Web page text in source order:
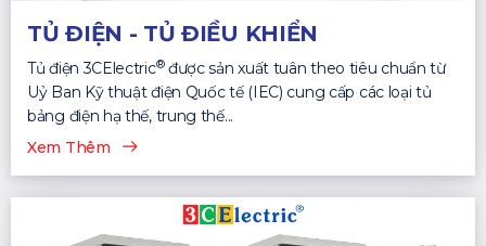
TỦ ĐIỆN - TỦ ĐIỀU KHIỂN
Tủ điện 3CElectric®được sản xuất tuân theo tiêu chuẩn từ
Uỷ Ban Kỹ thuật điện Quốc tế (IEC) cung cấp các loại tủ
bảng điện hạ thế, trung thế...
Xem Thêm